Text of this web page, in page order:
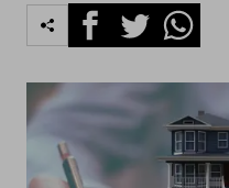
FacebookTwitterWhatsapp